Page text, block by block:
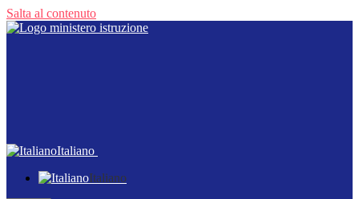
Salta al contenuto
Italiano
Italiano